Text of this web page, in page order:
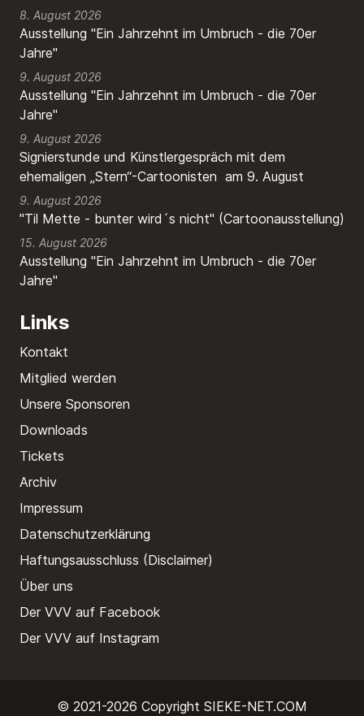
8. August 2026
Ausstellung "Ein Jahrzehnt im Umbruch - die 70er
Jahre"
9. August 2026
Ausstellung "Ein Jahrzehnt im Umbruch - die 70er
Jahre"
9. August 2026
Signierstunde und Künstlergespräch mit dem
ehemaligen „Stern“-Cartoonisten am 9. August
9. August 2026
"Til Mette - bunter wird´s nicht" (Cartoonausstellung)
15. August 2026
Ausstellung "Ein Jahrzehnt im Umbruch - die 70er
Jahre"
Links
Kontakt
Mitglied werden
Unsere Sponsoren
Downloads
Tickets
Archiv
Impressum
Datenschutzerklärung
Haftungsausschluss (Disclaimer)
Über uns
Der VVV auf Facebook
Der VVV auf Instagram
© 2021-2026 Copyright SIEKE-NET.COM